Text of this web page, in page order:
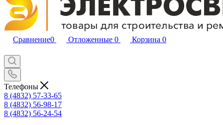
Сравнение0 Отложенные 0 Корзина 0
Телефоны
8 (4832) 57-33-65
8 (4832) 56-98-17
8 (4832) 56-24-54